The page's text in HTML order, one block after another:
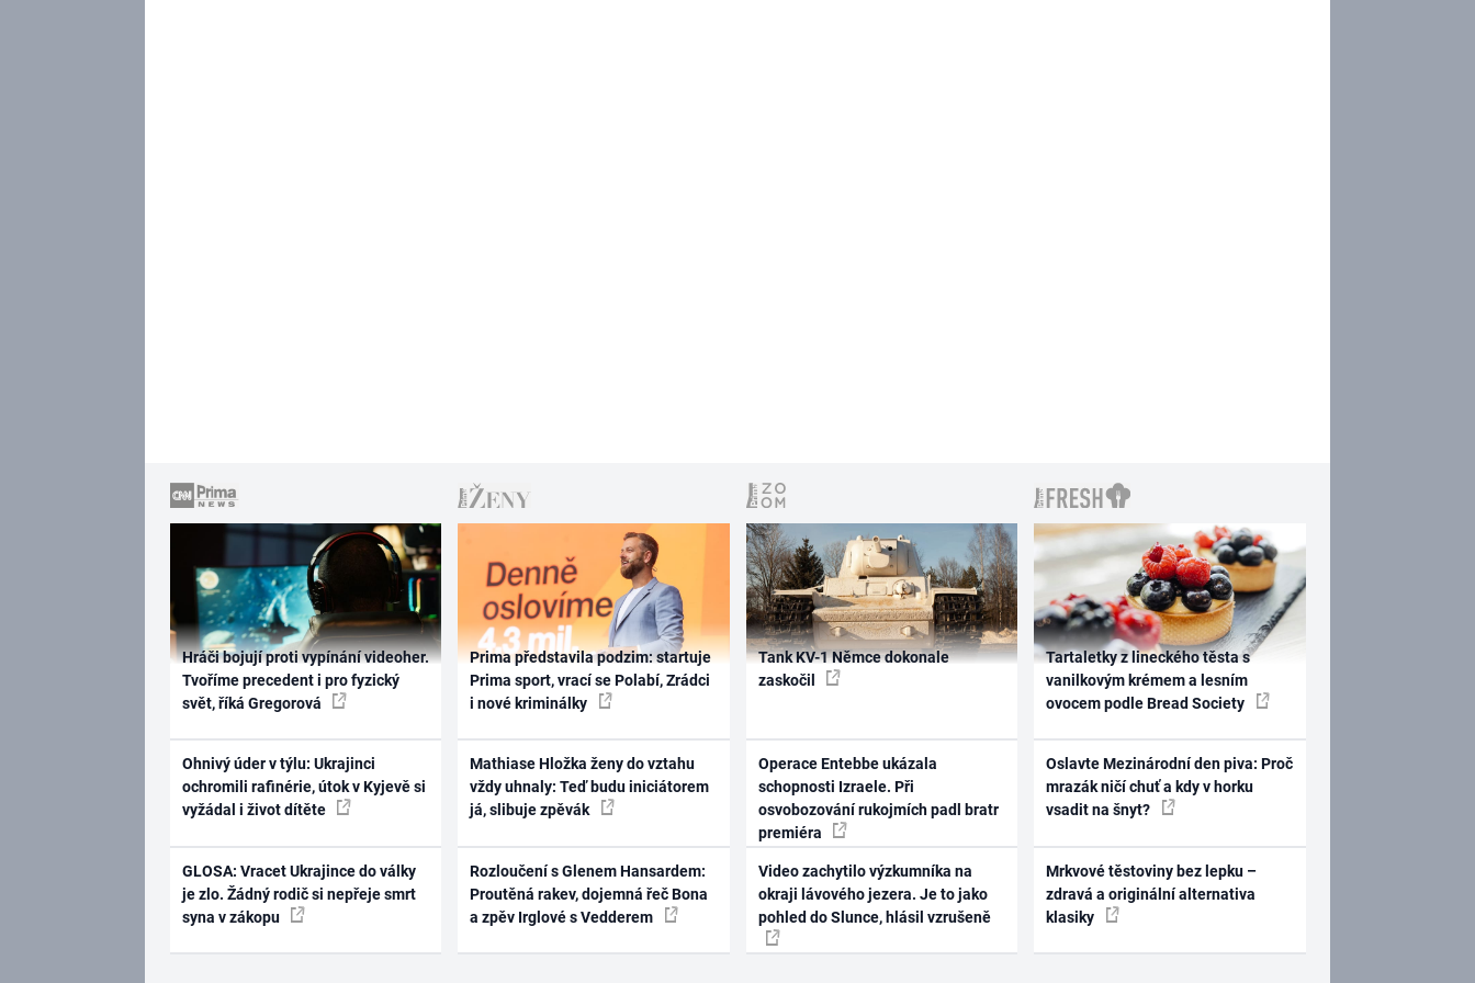
Hráči bojují proti vypínání videoher.
Tvoříme precedent i pro fyzický
svět, říká Gregorová
Ohnivý úder v týlu: Ukrajinci
ochromili rafinérie, útok v Kyjevě si
vyžádal i život dítěte
GLOSA: Vracet Ukrajince do války
je zlo. Žádný rodič si nepřeje smrt
syna v zákopu
Prima představila podzim: startuje
Prima sport, vrací se Polabí, Zrádci
i nové kriminálky
Mathiase Hložka ženy do vztahu
vždy uhnaly: Teď budu iniciátorem
já, slibuje zpěvák
Rozloučení s Glenem Hansardem:
Proutěná rakev, dojemná řeč Bona
a zpěv Irglové s Vedderem
Tank KV-1 Němce dokonale
zaskočil
Operace Entebbe ukázala
schopnosti Izraele. Při
osvobozování rukojmích padl bratr
premiéra
Video zachytilo výzkumníka na
okraji lávového jezera. Je to jako
pohled do Slunce, hlásil vzrušeně
Tartaletky z lineckého těsta s
vanilkovým krémem a lesním
ovocem podle Bread Society
Oslavte Mezinárodní den piva: Proč
mrazák ničí chuť a kdy v horku
vsadit na šnyt?
Mrkvové těstoviny bez lepku –
zdravá a originální alternativa
klasiky